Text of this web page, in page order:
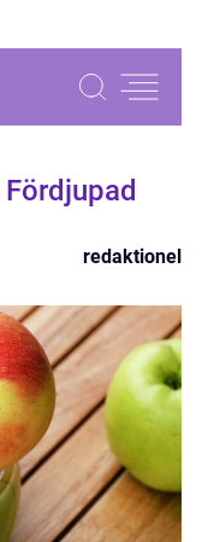
redaktionel